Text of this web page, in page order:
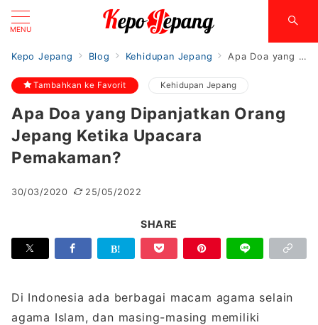
MENU
Kepo Jepang Blog Kehidupan Jepang Apa Doa yang Dipanjatkan Orang Jepang Ketika Upacara Pemakaman?
Tambahkan ke Favorit Kehidupan Jepang
Apa Doa yang Dipanjatkan Orang
Jepang Ketika Upacara
Pemakaman?
30/03/2020 25/05/2022
SHARE
Di Indonesia ada berbagai macam agama selain
agama Islam, dan masing-masing memiliki